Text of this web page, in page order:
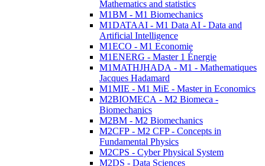
Mathematics and statistics
M1BM - M1 Biomechanics
M1DATAAI - M1 Data AI - Data and
Artificial Intelligence
M1ECO - M1 Economie
M1ENERG - Master 1 Énergie
M1MATHJHADA - M1 - Mathematiques
Jacques Hadamard
M1MIE - M1 MiE - Master in Economics
M2BIOMECA - M2 Biomeca -
Biomechanics
M2BM - M2 Biomechanics
M2CFP - M2 CFP - Concepts in
Fundamental Physics
M2CPS - Cyber Physical System
M2DS - Data Sciences